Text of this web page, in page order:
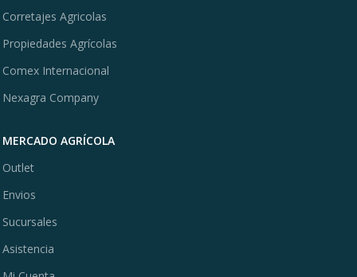
Corretajes Agricolas
Propiedades Agrícolas
Comex Internacional
Nexagra Company
MERCADO AGRÍCOLA
Outlet
Envios
Sucursales
Asistencia